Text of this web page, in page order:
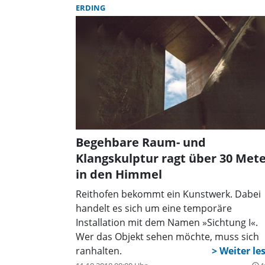
ERDING
Begehbare Raum- und
Klangskulptur ragt über 30
in den Himmel
Reithofen bekommt ein Kunstwerk. Dabei
handelt es sich um eine temporäre
Installation mit dem Namen »Sichtung I«.
Wer das Objekt sehen möchte, muss sich
ranhalten.